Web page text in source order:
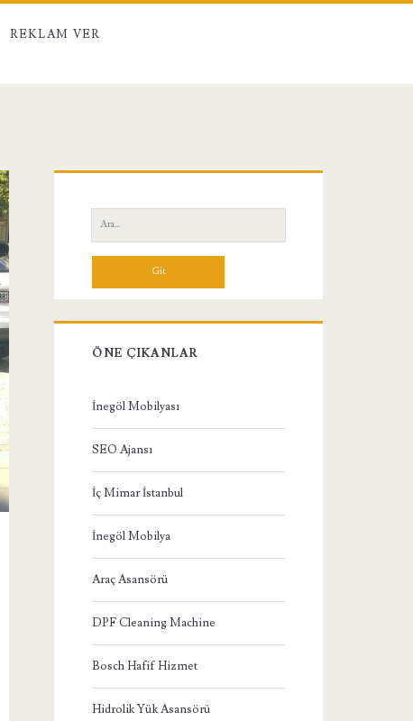
REKLAM VER
Yan
Menü
Ara:
ÖNE ÇIKANLAR
İnegöl Mobilyası
SEO Ajansı
İç Mimar İstanbul
İnegöl Mobilya
Araç Asansörü
DPF Cleaning Machine
Bosch Hafif Hizmet
Hidrolik Yük Asansörü